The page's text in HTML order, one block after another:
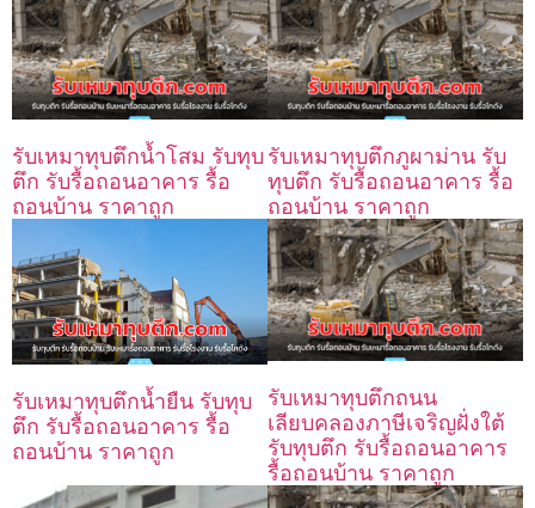
รับเหมาทุบตึกน้ำโสม รับทุบ
ตึก รับรื้อถอนอาคาร รื้อ
ถอนบ้าน ราคาถูก
รับเหมาทุบตึกภูผาม่าน รับ
ทุบตึก รับรื้อถอนอาคาร รื้อ
ถอนบ้าน ราคาถูก
รับเหมาทุบตึกน้ำยืน รับทุบ
ตึก รับรื้อถอนอาคาร รื้อ
ถอนบ้าน ราคาถูก
รับเหมาทุบตึกถนน
เลียบคลองภาษีเจริญฝั่งใต้
รับทุบตึก รับรื้อถอนอาคาร
รื้อถอนบ้าน ราคาถูก